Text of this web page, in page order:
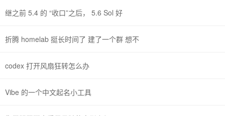
继之前 5.4 的 “收口”之后， 5.6 Sol 好
折腾 homelab 挺长时间了 建了一个群 想不
codex 打开风扇狂转怎么办
Vibe 的一个中文起名小工具